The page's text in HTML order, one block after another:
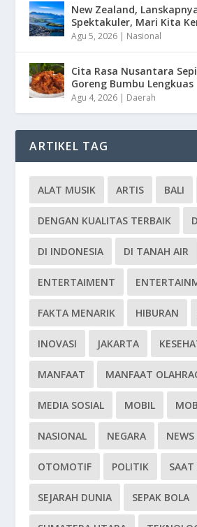
New Zealand,
Spektakuler, Mari Kita
Agu 5, 2026 | Nasional
Cita Rasa Nusantara
Goreng Bumbu Lengkuas
Agu 4, 2026 | Daerah
ARTIKEL TAG
ALAT MUSIK ARTIS BALI
DENGAN KUALITAS TERBAIK
DI INDONESIA DI TANAH AIR
ENTERTAIMENT
FAKTA MENARIK HIBURAN
INOVASI JAKARTA
MANFAAT MANFAAT
MEDIA SOSIAL MOBIL
NASIONAL NEGARA NEWS
OTOMOTIF POLITIK
SEJARAH DUNIA SEPAK BOLA